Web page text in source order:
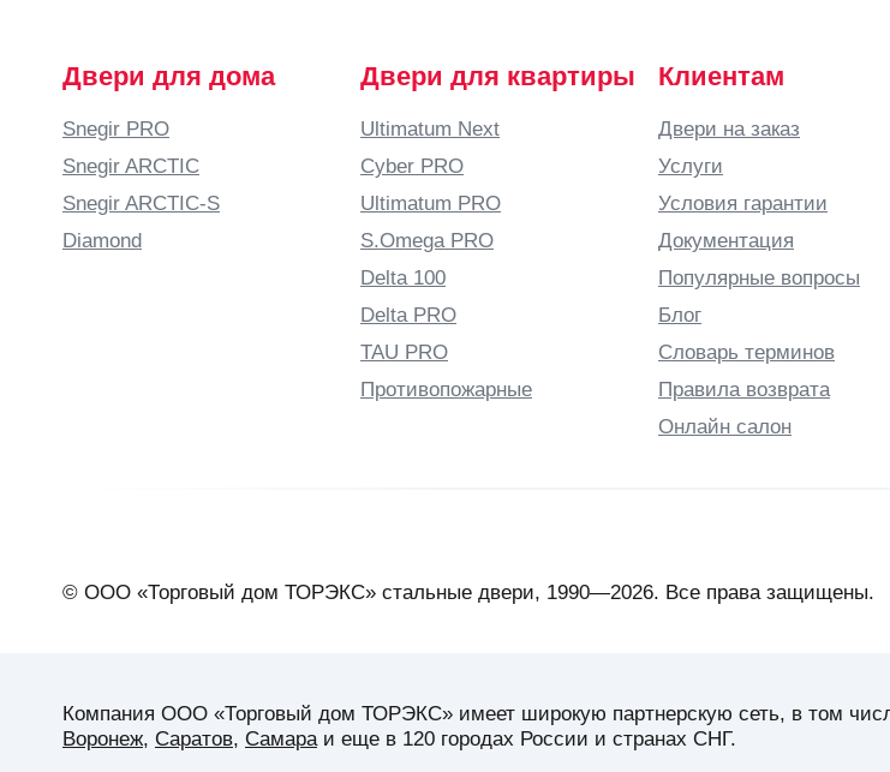
Двери для дома
Snegir PRO
Snegir ARCTIC
Snegir ARCTIC-S
Diamond
Двери для квартиры
Ultimatum Next
Cyber PRO
Ultimatum PRO
S.Omega PRO
Delta 100
Delta PRO
TAU PRO
Противопожарные
Клиентам
Двери на заказ
Услуги
Условия гарантии
Документация
Популярные вопросы
Блог
Словарь терминов
Правила возврата
Онлайн салон
© ООО «Торговый дом ТОРЭКС» стальные двери, 1990—2026. Все права защищены.
Компания ООО «Торговый дом ТОРЭКС» имеет широкую партнерскую сеть, в том
Воронеж, Саратов, Самара и еще в 120 городах России и странах СНГ.